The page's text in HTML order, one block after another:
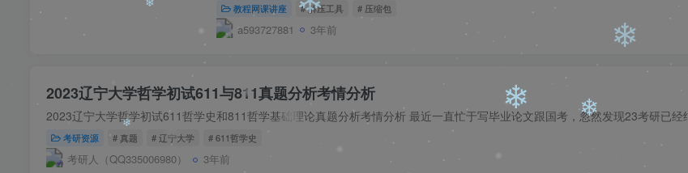
教程网课讲座 # 解压工具 # 压缩包
a593727881 3年前
2023辽宁大学哲学初试611与811真题分析考情分析
考研资源 # 真题 # 辽宁大学 # 611哲学史
考研人（QQ335006980） 3年前
❄
❄ ❄
❄
❄